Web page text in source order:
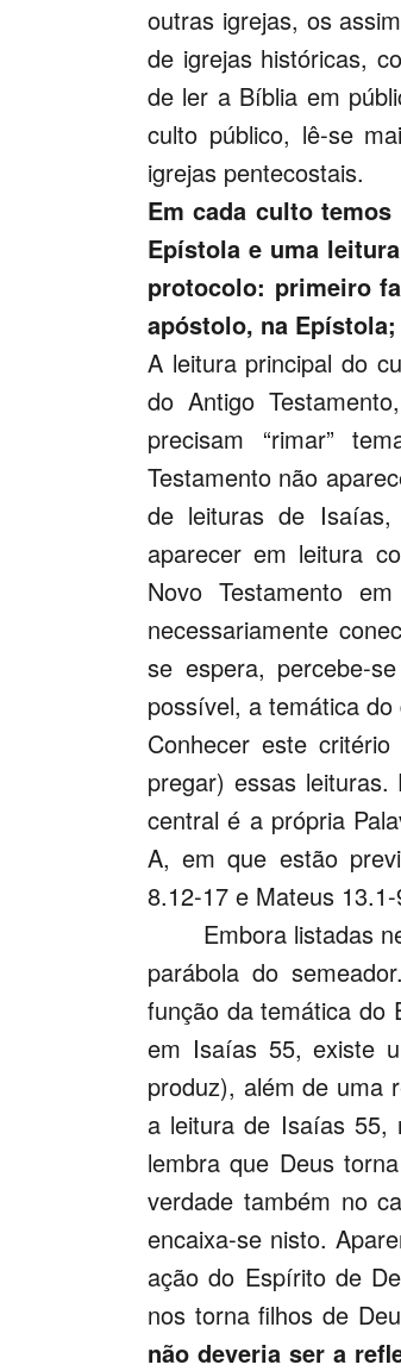
outras igrejas, os
de igrejas históricas,
de ler a Bíblia em
culto público, lê-se
igrejas pentecostais.
Em cada culto
Epístola e uma
protocolo: primeiro
apóstolo, na
A leitura principal do
do Antigo
precisam “rimar”
Testamento não
de leituras de
aparecer em leitura
Novo Testamento
necessariamente
se espera, percebe-
possível, a temática do
Conhecer este
pregar) essas
central é a própria
A, em que estão
8.12-17 e Mateus
Embora listadas
parábola do
função da temática do
em Isaías 55, existe
produz), além de uma
a leitura de Isaías 55,
lembra que Deus
verdade também no
encaixa-se nisto.
ação do Espírito de
nos torna filhos de
não deveria ser a